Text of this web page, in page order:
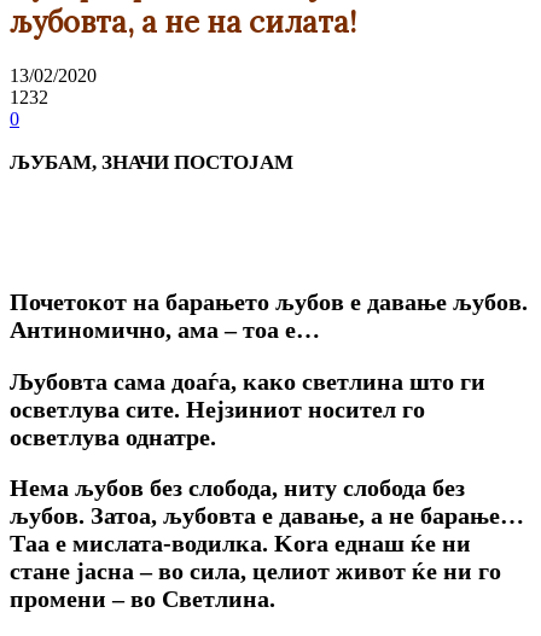
љубовта, a не на силата!
13/02/2020
1232
0
ЉУБАМ, ЗНАЧИ ПОСТОЈАМ
Почетокот на барањето љубов e давање љубов.
Антиномично, ама – тоа e…
Љубовта сама доаѓа, како светлина што ги
осветлува сите. Нејзиниот носител го
осветлува однатре.
Нема љубов без слобода, ниту слобода без
љубов. Затоа, љубовта e давање, a не барање…
Таа e мислата-водилка. Kora еднаш ќе ни
стане јасна – во сила, целиот живот ќе ни го
промени – во Светлина.